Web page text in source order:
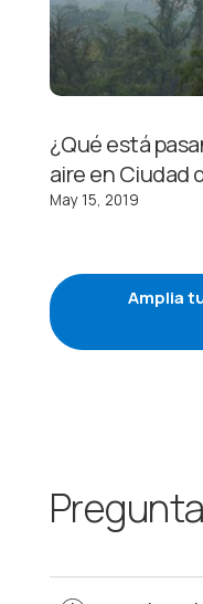
¿Qué está
aire en Ciudad
May 15, 2019
Amplia